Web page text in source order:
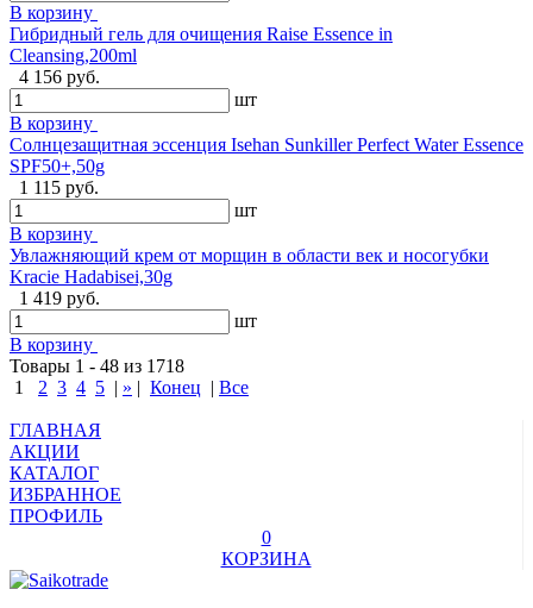
В корзину
Гибридный гель для очищения Raise Essence in
Cleansing,200ml
4 156 руб.
шт
В корзину
Солнцезащитная эссенция Isehan Sunkiller Perfect Water Essence
SPF50+,50g
1 115 руб.
шт
В корзину
Увлажняющий крем от морщин в области век и носогубки
Kracie Hadabisei,30g
1 419 руб.
шт
В корзину
Товары 1 - 48 из 1718
1
2 3 4 5 | » | Конец | Все
ГЛАВНАЯ
АКЦИИ
КАТАЛОГ
ИЗБРАННОЕ
ПРОФИЛЬ
0
КОРЗИНА